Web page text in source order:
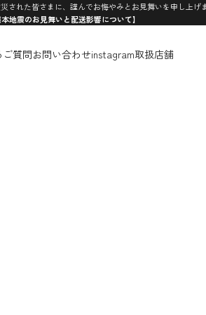
された皆さまに、謹んでお悔やみとお見舞いを申し上げ
本地震のお見舞いと配送影響について】
ご質問お問い合わせinstagram取扱店舗